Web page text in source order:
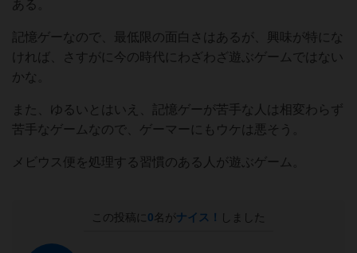
ある。
記憶ゲーなので、最低限の面白さはあるが、興味が特にな
ければ、さすがに今の時代にわざわざ遊ぶゲームではない
かな。
また、ゆるいとはいえ、記憶ゲーが苦手な人は相変わらず
苦手なゲームなので、ゲーマーにもウケは悪そう。
メビウス便を処理する習慣のある人が遊ぶゲーム。
この投稿に 0名がナイス！ しました